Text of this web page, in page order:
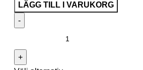
LÄGG TILL I VARUKORG